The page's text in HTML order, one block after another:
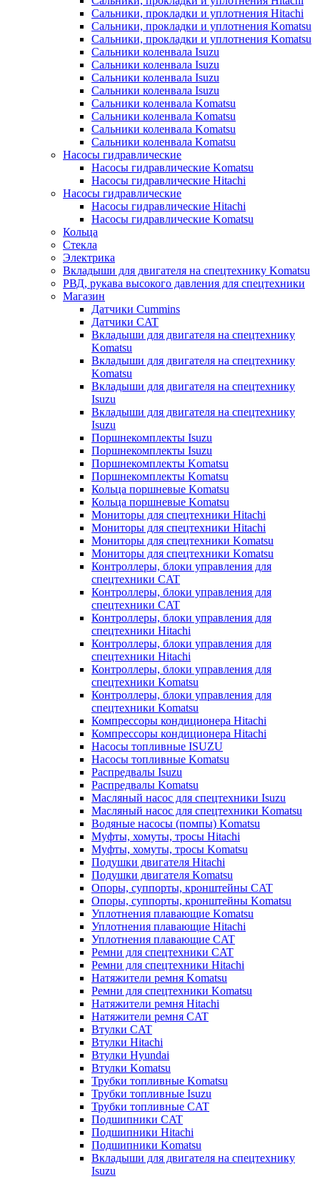
Сальники, прокладки и уплотнения Hitachi
Сальники, прокладки и уплотнения Komatsu
Сальники, прокладки и уплотнения Komatsu
Сальники коленвала Isuzu
Сальники коленвала Isuzu
Сальники коленвала Isuzu
Сальники коленвала Isuzu
Сальники коленвала Komatsu
Сальники коленвала Komatsu
Сальники коленвала Komatsu
Сальники коленвала Komatsu
Насосы гидравлические
Насосы гидравлические Komatsu
Насосы гидравлические Hitachi
Насосы гидравлические
Насосы гидравлические Hitachi
Насосы гидравлические Komatsu
Кольца
Стекла
Электрика
Вкладыши для двигателя на спецтехнику Komatsu
РВД, рукава высокого давления для спецтехники
Магазин
Датчики Cummins
Датчики CAT
Вкладыши для двигателя на спецтехнику
Komatsu
Вкладыши для двигателя на спецтехнику
Komatsu
Вкладыши для двигателя на спецтехнику
Isuzu
Вкладыши для двигателя на спецтехнику
Isuzu
Поршнекомплекты Isuzu
Поршнекомплекты Isuzu
Поршнекомплекты Komatsu
Поршнекомплекты Komatsu
Кольца поршневые Komatsu
Кольца поршневые Komatsu
Мониторы для спецтехники Hitachi
Мониторы для спецтехники Hitachi
Мониторы для спецтехники Komatsu
Мониторы для спецтехники Komatsu
Контроллеры, блоки управления для
спецтехники CAT
Контроллеры, блоки управления для
спецтехники CAT
Контроллеры, блоки управления для
спецтехники Hitachi
Контроллеры, блоки управления для
спецтехники Hitachi
Контроллеры, блоки управления для
спецтехники Komatsu
Контроллеры, блоки управления для
спецтехники Komatsu
Компрессоры кондиционера Hitachi
Компрессоры кондиционера Hitachi
Насосы топливные ISUZU
Насосы топливные Komatsu
Распредвалы Isuzu
Распредвалы Komatsu
Масляный насос для спецтехники Isuzu
Масляный насос для спецтехники Komatsu
Водяные насосы (помпы) Komatsu
Муфты, хомуты, тросы Hitachi
Муфты, хомуты, тросы Komatsu
Подушки двигателя Hitachi
Подушки двигателя Komatsu
Опоры, суппорты, кронштейны CAT
Опоры, суппорты, кронштейны Komatsu
Уплотнения плавающие Komatsu
Уплотнения плавающие Hitachi
Уплотнения плавающие CAT
Ремни для спецтехники CAT
Ремни для спецтехники Hitachi
Натяжители ремня Komatsu
Ремни для спецтехники Komatsu
Натяжители ремня Hitachi
Натяжители ремня CAT
Втулки CAT
Втулки Hitachi
Втулки Hyundai
Втулки Komatsu
Трубки топливные Komatsu
Трубки топливные Isuzu
Трубки топливные CAT
Подшипники CAT
Подшипники Hitachi
Подшипники Komatsu
Вкладыши для двигателя на спецтехнику
Isuzu